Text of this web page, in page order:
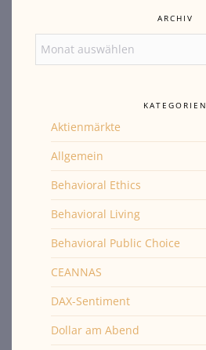
ARCHIV
KATEGORIEN
Aktienmärkte
Allgemein
Behavioral Ethics
Behavioral Living
Behavioral Public Choice
CEANNAS
DAX-Sentiment
Dollar am Abend